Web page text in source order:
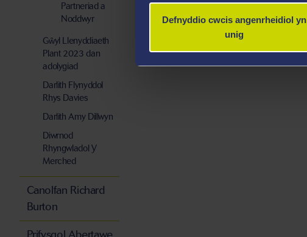
Defnyddio cwcis angenrheidiol yn
unig
Partneriad a
Noddwyr
Gŵyl Llenyddiaeth
Plant 2023 dan
adolygiad
Darlith Flynyddol
Rhys Davies
Darlith Amy Dillwyn
Diwrnod
Rhyngwladol Y
Merched
Canolfan Richard
Burton